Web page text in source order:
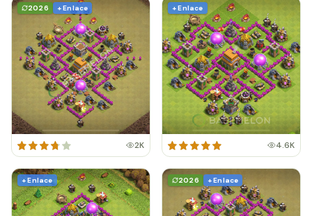
2026 + Enlace
2K
+ Enlace
4.6K
+ Enlace 2026 + Enlace